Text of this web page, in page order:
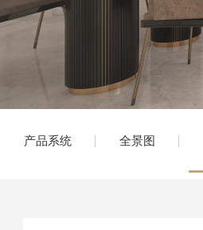
产品系统 全景图